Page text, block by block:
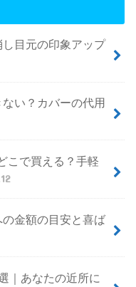
目元の印象アップ
い？カバーの代用
こで買える？手軽
金額の目安と喜ば
｜あなたの近所に